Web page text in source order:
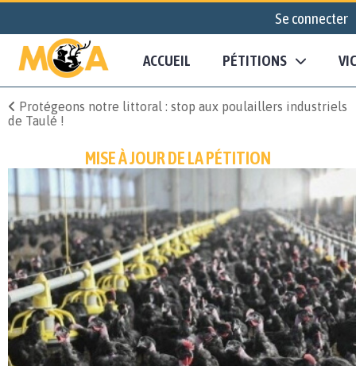
Se connecter
ACCUEIL PÉTITIONS
Protégeons notre littoral : stop aux poulaillers industriels
de Taulé !
MISE À JOUR DE LA PÉTITION